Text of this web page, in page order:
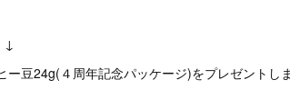
↓
ー豆24g(４周年記念パッケージ)をプレゼントし